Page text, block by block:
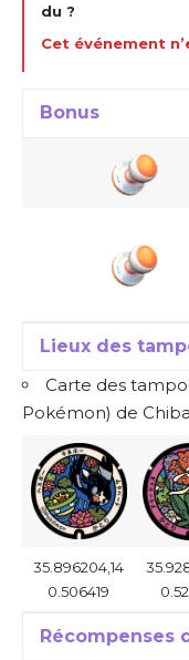
du ?
Cet événement
Bonus
Lieux des
Carte des
Pokémon) de Chiba
35.896204,14
0.506419
Récompenses